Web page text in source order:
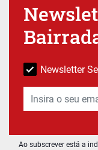
Newsletter
Ao subscrever está a